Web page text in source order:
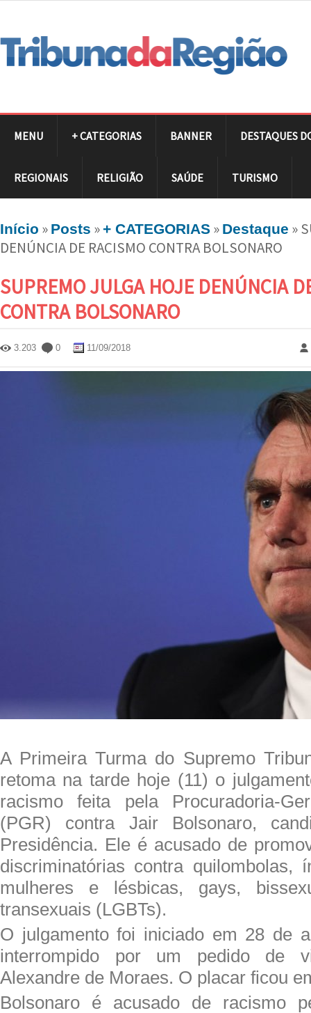
MENU + CATEGORIAS BANNER DESTAQUES
REGIONAIS RELIGIÃO SAÚDE TURISMO
Início » Posts »+ CATEGORIAS » Destaque »
DENÚNCIA DE RACISMO CONTRA BOLSONARO
SUPREMO JULGA HOJE DENÚNCIA
CONTRA BOLSONARO
3.203 0 11/09/2018
A Primeira Turma do Supremo
retoma na tarde hoje (11) o
racismo feita pela Procuradoria-
(PGR) contra Jair Bolsonaro,
Presidência. Ele é acusado de
discriminatórias contra quilombolas,
mulheres e lésbicas, gays,
transexuais (LGBTs).
O julgamento foi iniciado em 28 de
interrompido por um pedido de
Alexandre de Moraes. O placar ficou
Bolsonaro é acusado de racismo